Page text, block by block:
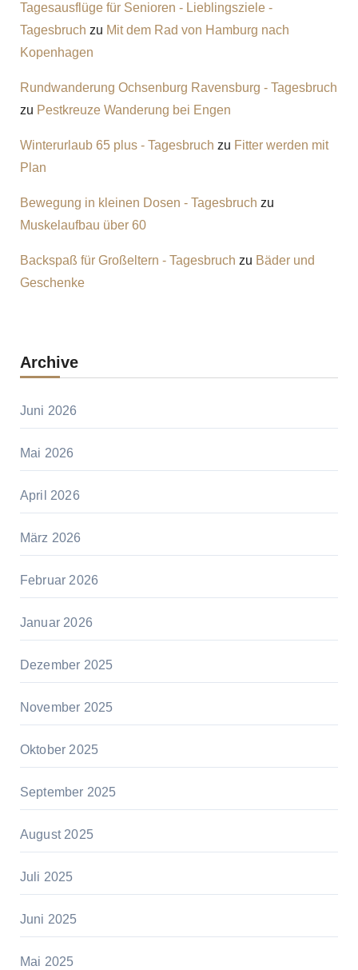
Tagesausflüge für Senioren - Lieblingsziele -
Tagesbruch zu Mit dem Rad von Hamburg nach
Kopenhagen
Rundwanderung Ochsenburg Ravensburg - Tagesbruch
zu Pestkreuze Wanderung bei Engen
Winterurlaub 65 plus - Tagesbruch zu Fitter werden mit
Plan
Bewegung in kleinen Dosen - Tagesbruch zu
Muskelaufbau über 60
Backspaß für Großeltern - Tagesbruch zu Bäder und
Geschenke
Archive
Juni 2026
Mai 2026
April 2026
März 2026
Februar 2026
Januar 2026
Dezember 2025
November 2025
Oktober 2025
September 2025
August 2025
Juli 2025
Juni 2025
Mai 2025